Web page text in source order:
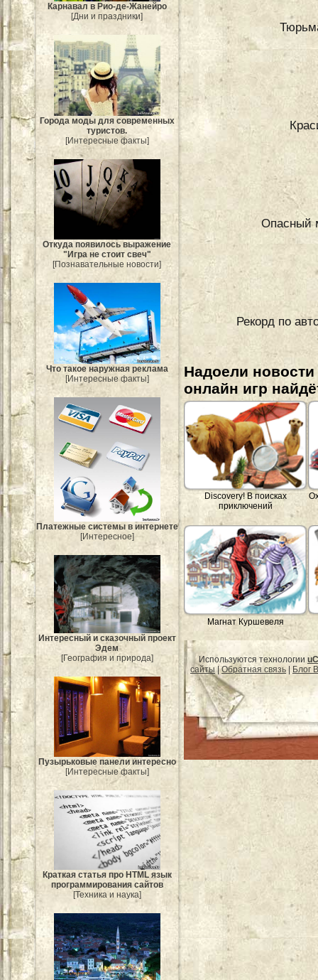
Карнавал в Рио-де-Жанейро
[Дни и праздники]
Города моды для современных
туристов.
[Интересные факты]
Откуда появилось выражение
"Игра не стоит свеч"
[Познавательные новости]
Что такое наружная реклама
[Интересные факты]
Платежные системы в интернете
[Интересное]
Интересный и сказочный проект
Эдем
[География и природа]
Пузырьковые панели интересно
[Интересные факты]
Краткая статья про HTML язык
программирования сайтов
[Техника и наука]
Опасный
Рекорд по
Надоели
онлайн игр
Discovery! В поисках
приключений
Магнат Куршевеля
Используются технологии
сайты|Обратная связь Блог